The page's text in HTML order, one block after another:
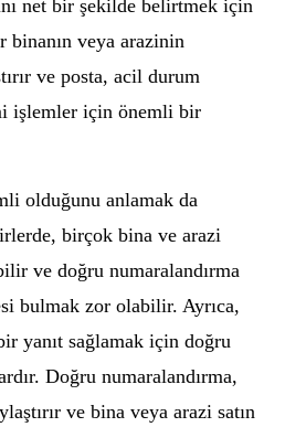
net bir şekilde belirtmek için
binanın veya arazinin
ve posta, acil durum
işlemler için önemli bir
olduğunu anlamak da
birçok bina ve arazi
ve doğru numaralandırma
bulmak zor olabilir. Ayrıca,
yanıt sağlamak için doğru
Doğru numaralandırma,
ve bina veya arazi satın